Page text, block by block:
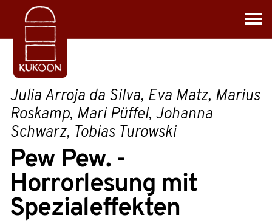
Julia Arroja da Silva, Eva Matz, Marius
Roskamp, Mari Püffel, Johanna
Schwarz, Tobias Turowski
Pew Pew. -
Horrorlesung mit
Spezialeffekten